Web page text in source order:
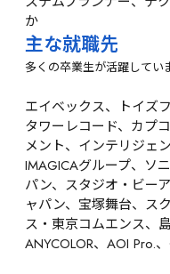
か
主な就職先
多くの卒業生が活躍してい
エイベックス、トイズ
タワーレコード、カプ
メント、インテリジェ
IMAGICAグループ、ソ
パン、スタジオ・ビー
ャパン、宝塚舞台、ス
ス・東京コムエンス、
ANYCOLOR、AOI Pro.